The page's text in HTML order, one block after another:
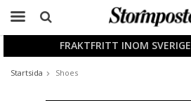
FRAKTFRITT INOM
Startsida Shoes